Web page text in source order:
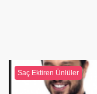
Saç Ektiren Ünlüler